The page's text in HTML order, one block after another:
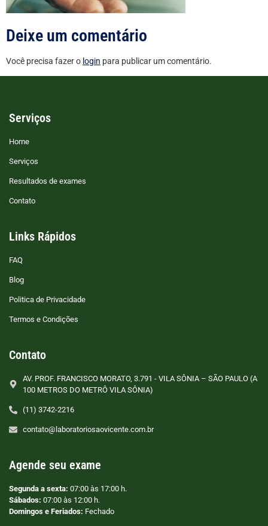
Deixe um comentário
Você precisa fazer o login para publicar um comentário.
Serviços
Home
Serviços
Resultados de exames
Contato
Links Rápidos
FAQ
Blog
Politica de Privacidade
Termos e Condições
Contato
AV. PROF. FRANCISCO MORATO, 3.791 - VILA SÔNIA – SÃO PAULO (A
100 METROS DO METRÔ VILA SÔNIA)
(11) 3742-2216
contato@laboratoriosaovicente.com.br
Agende seu exame
Segunda a sexta: 07:00 às 17:00 h.
Sábados: 07:00 às 12:00 h.
Domingos e Feriados: Fechado